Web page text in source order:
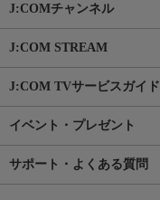
J:COMチャンネル
J:COM STREAM
J:COM TVサービスガイド
イベント・プレゼント
サポート・よくある質問